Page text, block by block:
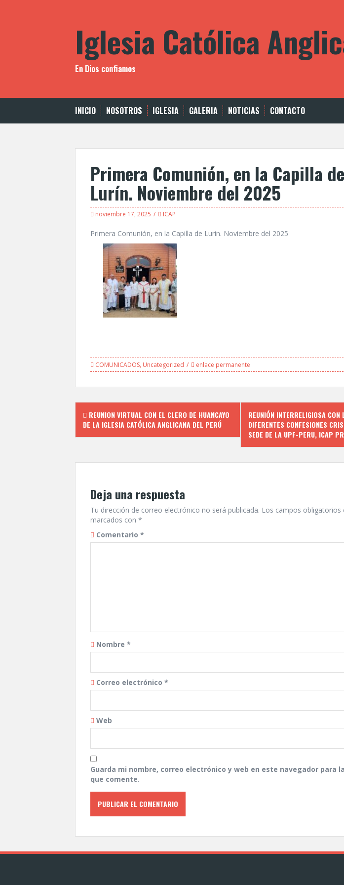
Iglesia Católica
En Dios confiamos
INICIO NOSOTROS IGLESIA GALERIA NOTICIAS CONTACTO
Primera Comunión, en la Capilla de
Lurín. Noviembre del 2025
noviembre 17, 2025 ICAP
Primera Comunión, en la Capilla de Lurin. Noviembre del 2025
COMUNICADOS, Uncategorized enlace permanente
Navegación
de
REUNION VIRTUAL CON EL CLERO DE HUANCAYO
DE LA IGLESIA CATÓLICA ANGLICANA DEL PERÚ
REUNIÓN INTERRELIGIOSA CON
DIFERENTES CONFESIONES
SEDE DE LA UPF-PERU, ICAP
Deja una respuesta
Tu dirección de correo electrónico no será publicada. Los campos obligatorios
marcados con *
Comentario *
Nombre *
Correo electrónico *
Web
Guarda mi nombre, correo electrónico y web en este navegador para
que comente.